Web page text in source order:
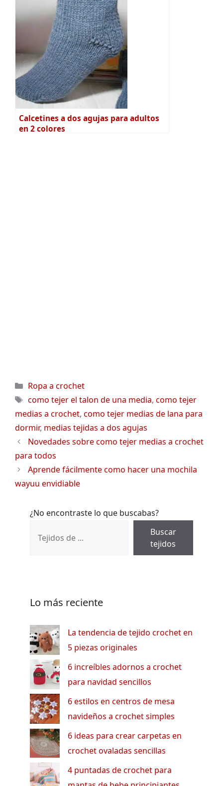
Calcetines a dos agujas para adultos
en 2 colores
Categorías
Ropa a crochet
Etiquetas
como tejer el talon de una media, como tejer
medias a crochet, como tejer medias de lana para
dormir, medias tejidas a dos agujas
Novedades sobre como tejer medias a crochet
para todos
Aprende fácilmente como hacer una mochila
wayuu envidiable
¿No encontraste lo que buscabas?
Buscar
tejidos
Lo más reciente
La tendencia de tejido crochet en
5 piezas originales
6 increíbles adornos a crochet
para navidad sencillos
6 estilos en centros de mesa
navideños a crochet simples
6 ideas para crear carpetas en
crochet ovaladas sencillas
4 puntadas de crochet para